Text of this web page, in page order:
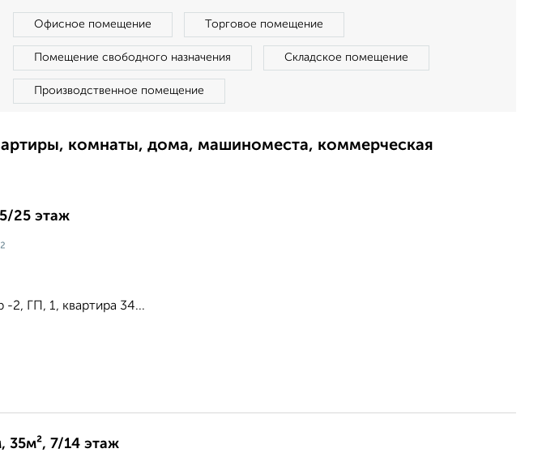
Офисное помещение Торговое помещение
Помещение свободного назначения Складское помещение
Производственное помещение
комнаты, дома, машиноместа, коммерческая
25 этаж
-2, ГП, 1, квартира 34...
35м², 7/14 этаж